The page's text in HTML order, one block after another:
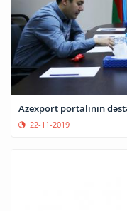
Azexport portalının
22-11-2019